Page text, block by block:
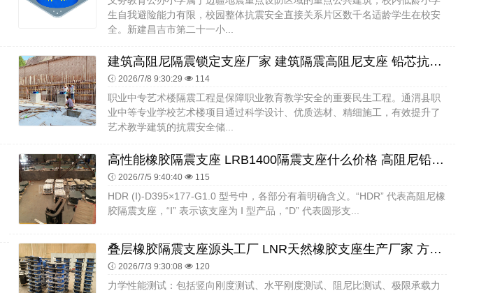
生自我避险能力有限，校园整体抗震安全直接关系片区数千名适龄学生在校安
全。新建昌吉市第二十一小...
建筑高阻尼隔震锁定支座厂家 建筑隔震高阻尼支座 铅芯抗震支座装置源头工厂
2026/7/8 9:30:29 114
职业中专艺术楼隔震工程是保障职业教育教学安全的重要民生工程。通渭县职
业中等专业学校艺术楼项目通过科学设计、优质选材、精细施工，有效提升了
艺术教学建筑的抗震安全储...
高性能橡胶隔震支座 LRB1400隔震支座什么价格 高阻尼铅芯橡胶隔震支座
2026/7/5 9:40:40 115
HDR (Ⅰ)-D395×177-G1.0 型号中，各部分有着明确含义。“HDR” 代表高阻尼橡
胶隔震支座，“Ⅰ” 表示该支座为 Ⅰ 型产品，“D” 代表圆形支...
叠层橡胶隔震支座源头工厂 LNR天然橡胶支座生产厂家 方形隔震支座多少钱
2026/7/3 9:30:08 120
力学性能测试：包括竖向刚度测试、水平刚度测试、阻尼比测试、极限承载力